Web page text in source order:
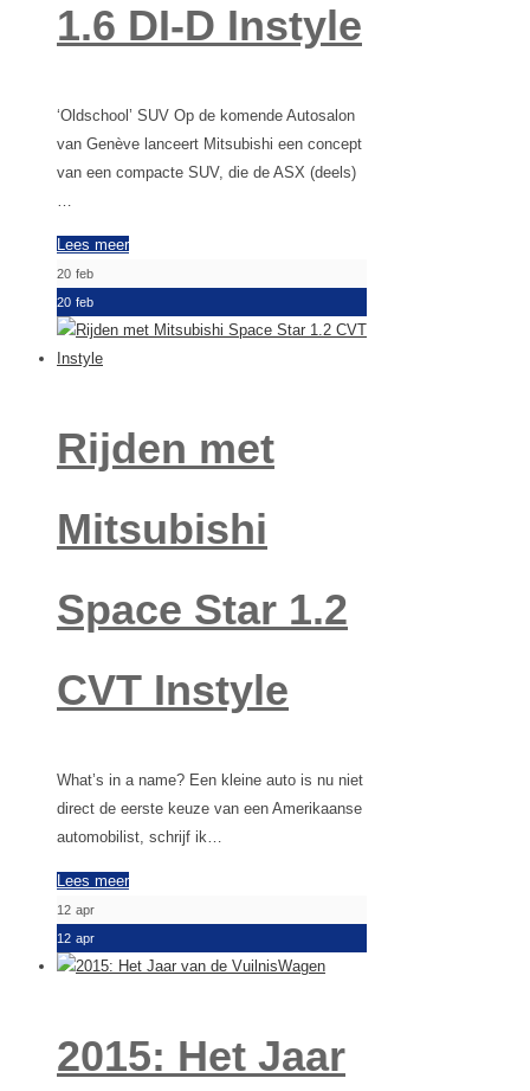
1.6 DI-D Instyle
‘Oldschool’ SUV Op de komende Autosalon
van Genève lanceert Mitsubishi een concept
van een compacte SUV, die de ASX (deels)
Lees meer
20 feb
20 feb
Rijden met
Mitsubishi
Space Star 1.2
CVT Instyle
What’s in a name? Een kleine auto is nu niet
direct de eerste keuze van een Amerikaanse
automobilist, schrijf ik…
Lees meer
12 apr
12 apr
2015: Het Jaar